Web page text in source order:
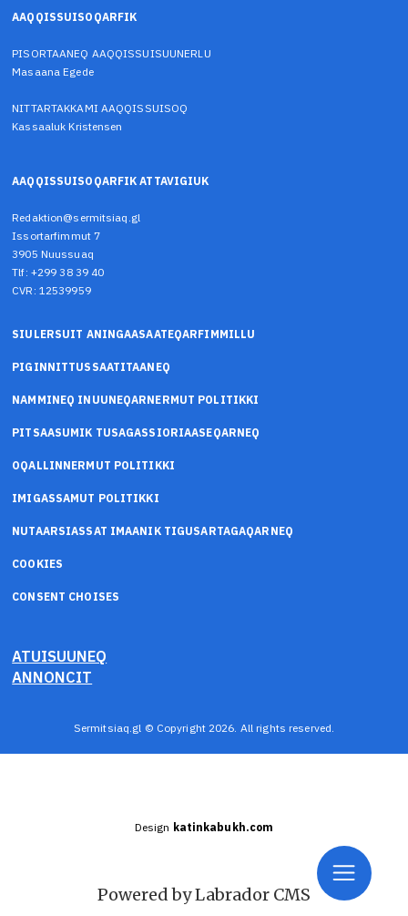
AAQQISSUISOQARFIK
PISORTAANEQ AAQQISSUISUUNERLU
Masaana Egede
NITTARTAKKAMI AAQQISSUISOQ
Kassaaluk Kristensen
AAQQISSUISOQARFIK ATTAVIGIUK
Redaktion@sermitsiaq.gl
Issortarfimmut 7
3905 Nuussuaq
Tlf: +299 38 39 40
CVR: 12539959
SIULERSUIT ANINGAASAATEQARFIMMILLU
PIGINNITTUSSAATITAANEQ
NAMMINEQ INUUNEQARNERMUT POLITIKKI
PITSAASUMIK TUSAGASSIORIAASEQARNEQ
OQALLINNERMUT POLITIKKI
IMIGASSAMUT POLITIKKI
NUTAARSIASSAT IMAANIK TIGUSARTAGAQARNEQ
COOKIES
CONSENT CHOISES
ATUISUUNEQ
ANNONCIT
Sermitsiaq.gl © Copyright 2026. All rights reserved.
Design katinkabukh.com
Powered by Labrador CMS